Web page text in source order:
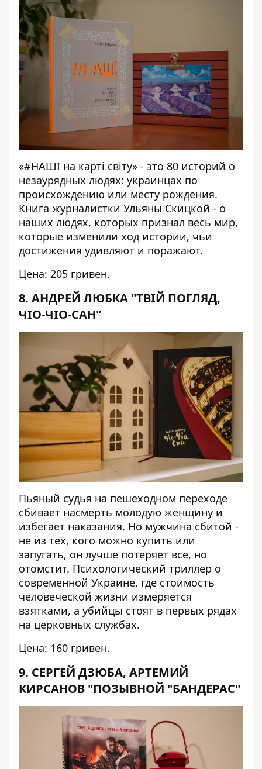
«#НАШІ на карті світу» - это 80 историй о
незаурядных людях: украинцах по
происхождению или месту рождения.
Книга журналистки Ульяны Скицкой - о
наших людях, которых признал весь мир,
которые изменили ход истории, чьи
достижения удивляют и поражают.
Цена: 205 гривен.
8. АНДРЕЙ ЛЮБКА "ТВІЙ ПОГЛЯД,
ЧІО-ЧІО-САН"
Пьяный судья на пешеходном переходе
сбивает насмерть молодую женщину и
избегает наказания. Но мужчина сбитой -
не из тех, кого можно купить или
запугать, он лучше потеряет все, но
отомстит. Психологический триллер о
современной Украине, где стоимость
человеческой жизни измеряется
взятками, а убийцы стоят в первых рядах
на церковных службах.
Цена: 160 гривен.
9. СЕРГЕЙ ДЗЮБА, АРТЕМИЙ
КИРСАНОВ "ПОЗЫВНОЙ "БАНДЕРАС"